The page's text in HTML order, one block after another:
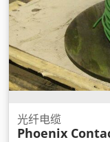
光纤电缆
Phoenix